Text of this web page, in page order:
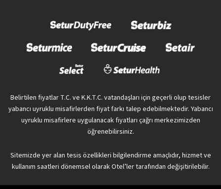
Belirtilen fiyatlar T.C. ve K.K.T.C. vatandaşları için geçerli olup tesisler
yabancı uyruklu misafirlerden fiyat farkı talep edebilmektedir. Yabancı
uyruklu misafirlere uygulanacak fiyatları çağrı merkezimizden
öğrenebilirsiniz.
Sitemizde yer alan tesis özellikleri bilgilendirme amaçlıdır, hizmet ve
kullanım saatleri dönemsel olarak Otel’ler tarafından değişitirilebilir.